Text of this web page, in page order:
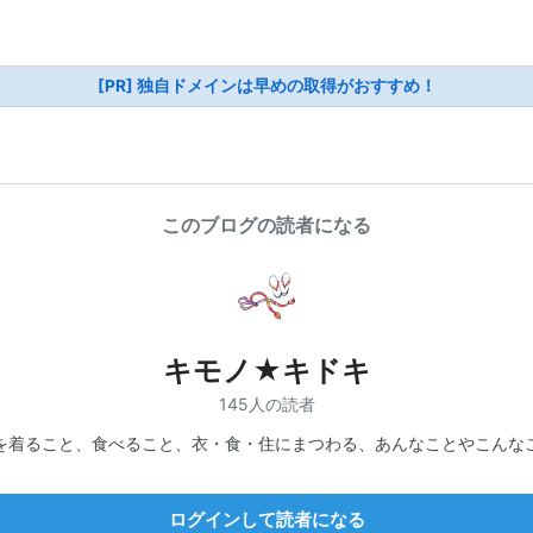
[PR] 独自ドメインは早めの取得がおすすめ！
このブログの読者になる
キモノ★キドキ
145人の読者
着ること、食べること、衣・食・住にまつわる、あんなことやこんな
ログインして読者になる